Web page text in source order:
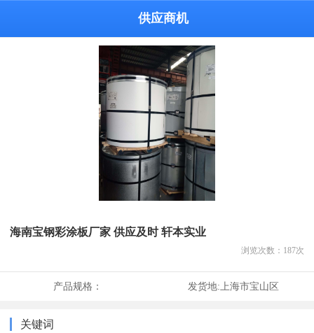
供应商机
海南宝钢彩涂板厂家 供应及时 轩本实业
浏览次数： 187次
产品规格： 发货地:上海市宝山区
关键词